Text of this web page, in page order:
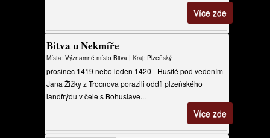
Více zde
Bitva u Nekmíře
Místa: Významné místo Bitva | Kraj: Plzeňský
prosinec 1419 nebo leden 1420 - Husité pod vedením
Jana Žižky z Trocnova porazili oddíl plzeňského
landfrýdu v čele s Bohuslave...
Více zde